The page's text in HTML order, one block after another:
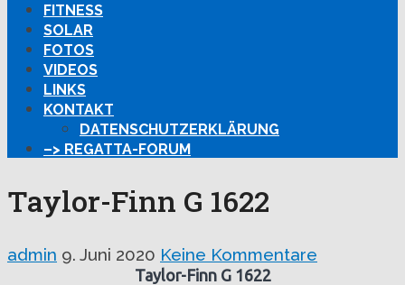
FITNESS
SOLAR
FOTOS
VIDEOS
LINKS
KONTAKT
DATENSCHUTZERKLÄRUNG
–> REGATTA-FORUM
Taylor-Finn G 1622
admin 9. Juni 2020 Keine Kommentare
Taylor-Finn G 1622